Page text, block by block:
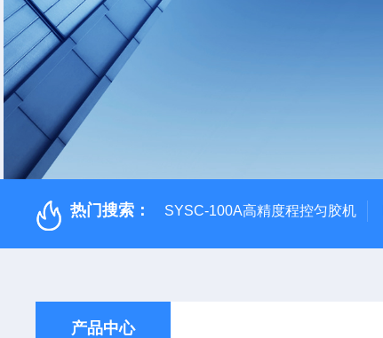
热门搜索： SYSC-100A高精度程控匀胶机
产品中心